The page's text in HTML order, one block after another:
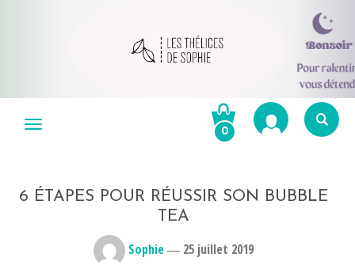
Menu 0
6 ÉTAPES POUR RÉUSSIR SON BUBBLE
TEA
Sophie― 25 juillet 2019